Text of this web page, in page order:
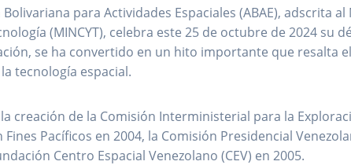
Bolivariana para Actividades Espaciales (ABAE), adscrita
(MINCYT), celebra este 25 de octubre de 2024 su
se ha convertido en un hito importante que resalta
tecnología espacial.
creación de la Comisión Interministerial para la
Pacíficos en 2004, la Comisión Presidencial
Centro Espacial Venezolano (CEV) en 2005.